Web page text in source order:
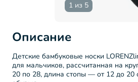
1 из 5
Описание
Детские бамбуковые носки
для мальчиков, рассчитанная на
20 по 28, длина стопы — от 12 до 20